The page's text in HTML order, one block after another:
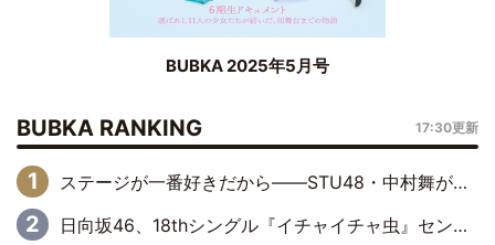
BUBKA 2025年5月号
BUBKA RANKING 17:30更新
ステージが一番好きだから――STU48・中村舞が描く“これからの私”
日向坂46、18thシングル『イチャイチャ虫』センターは正源司陽子に決定& 佐藤優羽や平岡海月など、“ひなた坂46”からの選抜入りも注目！